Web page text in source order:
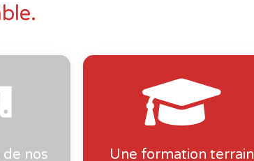
nos
Une formation terrain